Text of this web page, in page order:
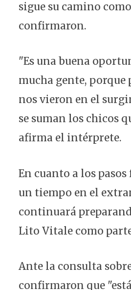
sigue su camino
confirmaron.
"Es una buena
mucha gente,
nos vieron en el
se suman los chicos
afirma el intérprete.
En cuanto a los
un tiempo en el
continuará
Lito Vitale como
Ante la consulta
confirmaron que